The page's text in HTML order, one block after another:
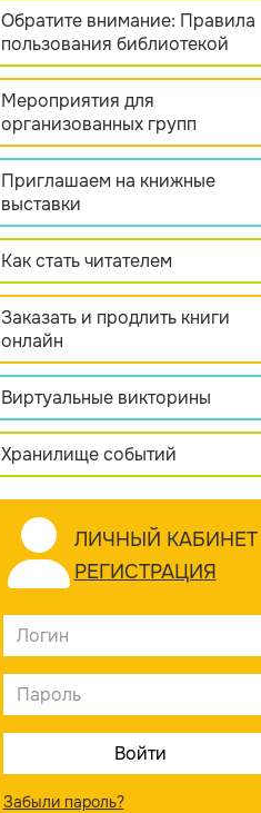
Обратите внимание: Правила
пользования библиотекой
Мероприятия для
организованных групп
Приглашаем на книжные
выставки
Как стать читателем
Заказать и продлить книги
онлайн
Виртуальные викторины
Хранилище событий
ЛИЧНЫЙ КАБИНЕТ
РЕГИСТРАЦИЯ
Забыли пароль?